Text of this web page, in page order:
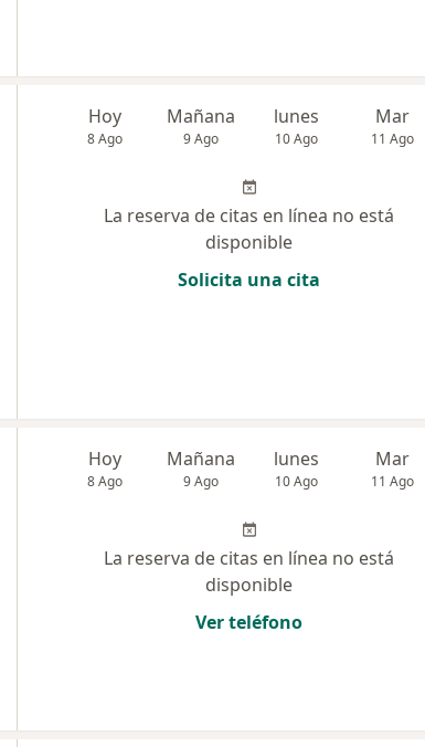
Hoy
8 Ago
Mañana
9 Ago
lunes
10 Ago
Mar
11 Ago
La reserva de citas en línea no está
disponible
Solicita una cita
Hoy
8 Ago
Mañana
9 Ago
lunes
10 Ago
Mar
11 Ago
La reserva de citas en línea no está
disponible
Ver teléfono